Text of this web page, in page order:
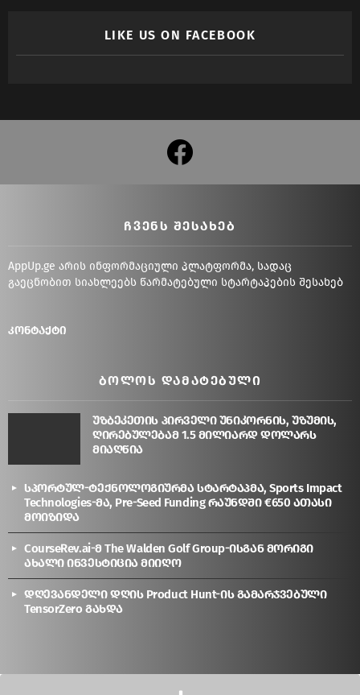
LIKE US ON FACEBOOK
facebook
ᲩᲕᲔᲜᲡ ᲨᲔᲡᲐᲮᲔᲑ
AppUp.ge არის ინფორმაციული პლატფორმა, სადაც
გაეცნობით სიახლეებს წარმატებული სტარტაპების შესახებ
კონტაქტი
ᲑᲝᲚᲝᲡ ᲓᲐᲛᲐᲢᲔᲑᲣᲚᲘ
უზბეკეთის პირველი უნიკორნის, უზუმის,
ღირებულებამ 1.5 მილიარდ დოლარს
მიაღწია
სპორტულ-ტექნოლოგიურმა სტარტაპმა, Sports Impact
Technologies-მა, Pre-Seed Funding რაუნდში €650 ათასი
მოიზიდა
CourseRev.ai-მ The Walden Golf Group-ისგან მორიგი
ახალი ინვესტიცია მიიღო
დღევანდელი დღის Product Hunt-ის გამარჯვებული
TensorZero გახდა